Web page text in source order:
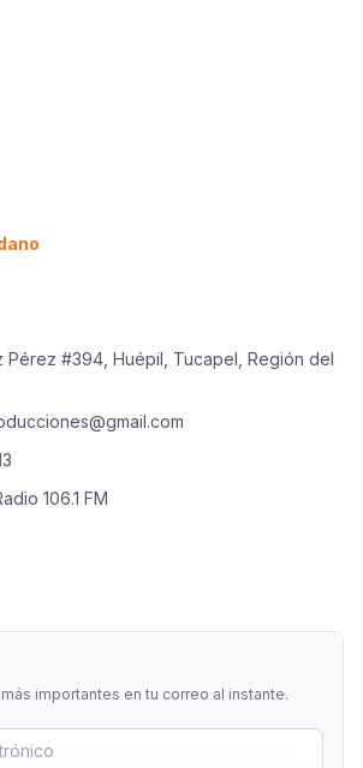
Pérez #394, Huépil, Tucapel, Región del
106.1 FM
importantes en tu correo al instante.